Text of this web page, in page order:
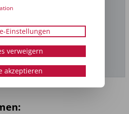
aus dem
nach Hause!
Einstellungen
verweigern
akzeptieren